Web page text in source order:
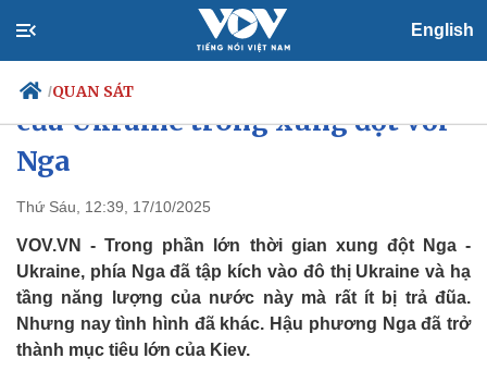
English
/QUAN SÁT
Chính trị
Tổ chức nhân sự
Quốc hội
Nhận diện sự thật
Tin 24h
Dự báo thời tiết
Giáo dục
Dấu ấn VOV
Việc làm
Chiến lược ăn miếng trả miếng
của Ukraine trong xung đột với
Nga
Thứ Sáu, 12:39, 17/10/2025
VOV.VN - Trong phần lớn thời gian xung đột Nga -
Ukraine, phía Nga đã tập kích vào đô thị Ukraine và hạ
tầng năng lượng của nước này mà rất ít bị trả đũa.
Nhưng nay tình hình đã khác. Hậu phương Nga đã trở
thành mục tiêu lớn của Kiev.